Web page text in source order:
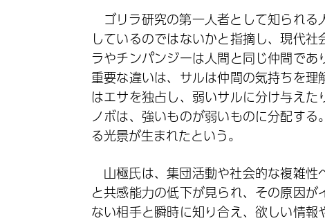
ゴリラ研究の第一人者として知られる
しているのではないかと指摘し、現代
ラやチンパンジーは人間と同じ仲間で
重要な違いは、サルは仲間の気持ちを
はエサを独占し、弱いサルに分け与え
ノボは、強いものが弱いものに分配す
る光景が生まれたという。
山極氏は、集団活動や社会的な複雑
と共感能力の低下が見られ、その原因
ない相手と瞬時に知り合え、欲しい情